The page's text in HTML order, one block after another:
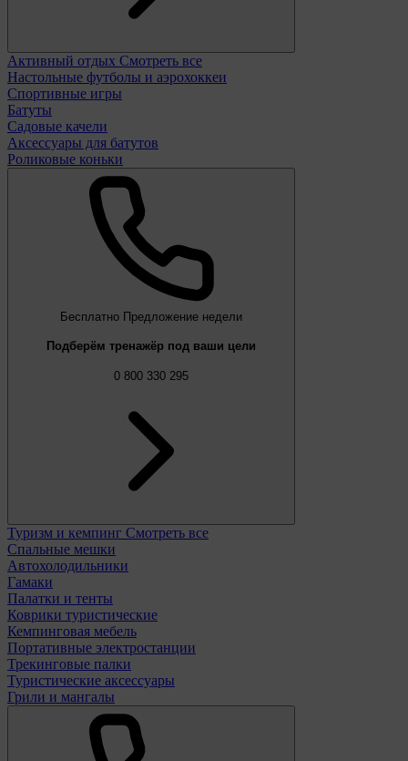
Активный отдых Смотреть все
Настольные футболы и аэрохоккеи
Спортивные игры
Батуты
Садовые качели
Аксессуары для батутов
Роликовые коньки
Бесплатно Предложение недели
Подберём тренажёр под ваши цели
0 800 330 295
Туризм и кемпинг Смотреть все
Спальные мешки
Автохолодильники
Гамаки
Палатки и тенты
Коврики туристические
Кемпинговая мебель
Портативные электростанции
Трекинговые палки
Туристические аксессуары
Грили и мангалы